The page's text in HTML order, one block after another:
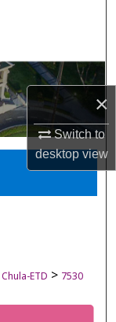
×
Switch to
desktopview
Chula-ETD > 7530